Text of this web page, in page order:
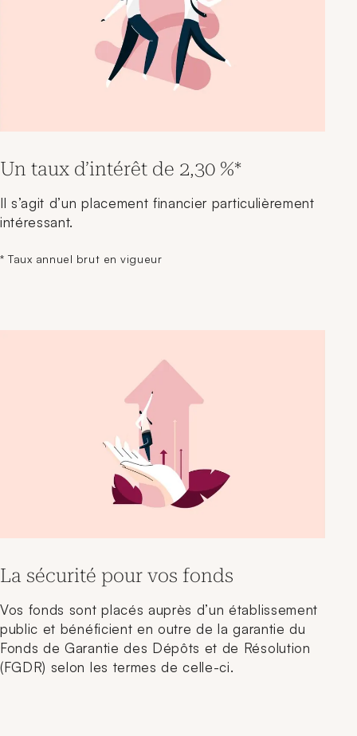
Un taux d’intérêt de 2,30 %*
Il s’agit d’un placement financier particulièrement
intéressant.
* Taux annuel brut en vigueur
La sécurité pour vos fonds
Vos fonds sont placés auprès d’un établissement
public et bénéficient en outre de la garantie du
Fonds de Garantie des Dépôts et de Résolution
(FGDR) selon les termes de celle-ci.